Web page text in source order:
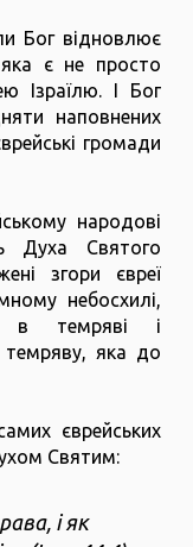
Бог відновлює
яка є не просто
Ізраїлю. І Бог
наповнених
громади
народові
Духа Святого
згори євреї
небосхилі,
в темряві і
темряву, яка до
єврейських
Святим:
і як